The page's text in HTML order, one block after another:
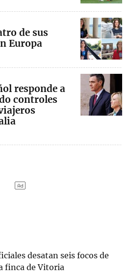
de sus
Europa
responde a
controles
desatan seis focos de
finca de Vitoria